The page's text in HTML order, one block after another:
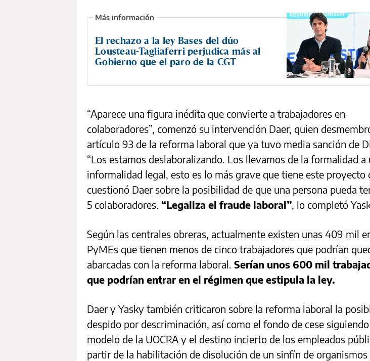
El rechazo a la ley Bases del dúo
Lousteau-Tagliaferri perjudica más al
Gobierno que el paro de la CGT
“Aparece una figura inédita que convierte a trabajadores en
colaboradores”, comenzó su intervención Daer, quien
artículo 93 de la reforma laboral que ya tuvo media sanción de
“Los estamos deslaboralizando. Los llevamos de la formalidad a
informalidad legal, esto es lo más grave que tiene este proyecto
cuestionó Daer sobre la posibilidad de que una persona pueda
5 colaboradores. “Legaliza el fraude laboral”, lo completó
Según las centrales obreras, actualmente existen unas 409 mil
PyMEs que tienen menos de cinco trabajadores que podrían
abarcadas con la reforma laboral. Serían unos 600 mil
que podrían entrar en el régimen que estipula la ley.
Daer y Yasky también criticaron sobre la reforma laboral la
despido por descriminación, así como el fondo de cese
modelo de la UOCRA y el destino incierto de los empleados
partir de la habilitación de disolución de un sinfín de